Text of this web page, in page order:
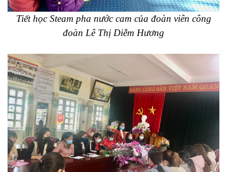
Tiết học Steam pha nước cam của đoàn viên công
đoàn Lê Thị Diễm Hương